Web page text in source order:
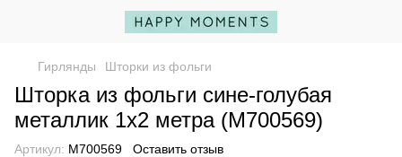
Гирлянды Шторки из фольги
Шторка из фольги сине-голубая
металлик 1х2 метра (M700569)
Артикул: M700569 Оставить отзыв